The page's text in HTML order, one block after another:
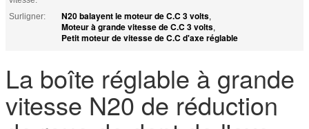
Surligner: N20 balayent le moteur de C.C 3 volts,
Moteur à grande vitesse de C.C 3 volts,
Petit moteur de vitesse de C.C d'axe réglable
La boîte réglable à grande
vitesse N20 de réduction